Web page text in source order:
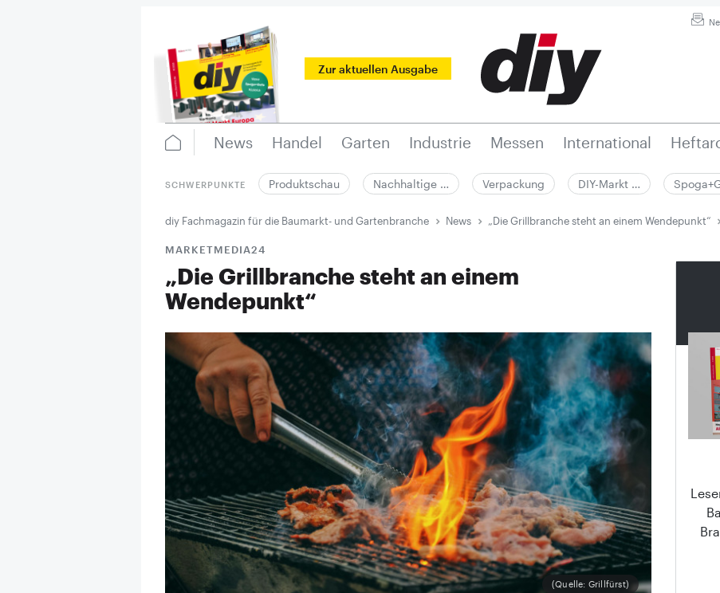
Zur aktuellen Ausgabe
News Handel Garten Industrie Messen International
SCHWERPUNKTE Produktschau Nachhaltige … Verpackung DIY-Markt …
diy Fachmagazin für die Baumarkt- und Gartenbranche News „Die Grillbranche steht an einem Wendepunkt“
MARKETMEDIA24
„Die Grillbranche steht an einem
Wendepunkt“
(Quelle: Grillfürst)